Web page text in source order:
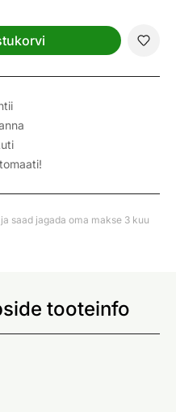
saad jagada oma makse 3 kuu
tooteinfo